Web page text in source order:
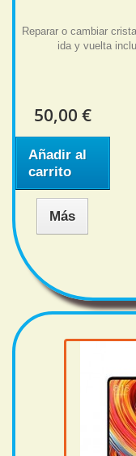
Reparar o cambiar
ida y vuelta
50,00 €
Añadir al
carrito
Más